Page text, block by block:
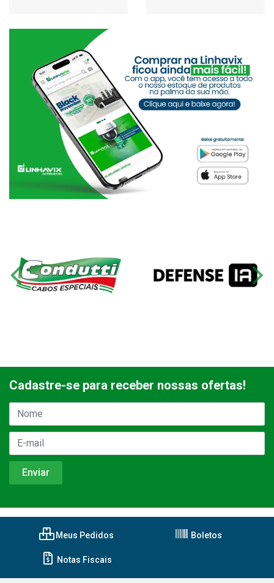
Cadastre-se para receber nossas ofertas!
Meus Pedidos Boletos
Notas Fiscais